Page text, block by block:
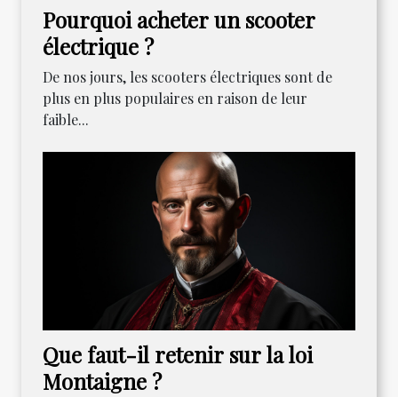
Pourquoi acheter un scooter
électrique ?
De nos jours, les scooters électriques sont de
plus en plus populaires en raison de leur
faible...
Que faut-il retenir sur la loi
Montaigne ?